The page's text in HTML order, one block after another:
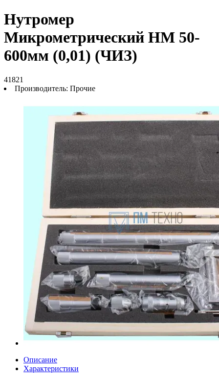
Нутромер
Микрометрический НМ 50-
600мм (0,01) (ЧИЗ)
41821
Производитель: Прочие
Описание
Характеристики